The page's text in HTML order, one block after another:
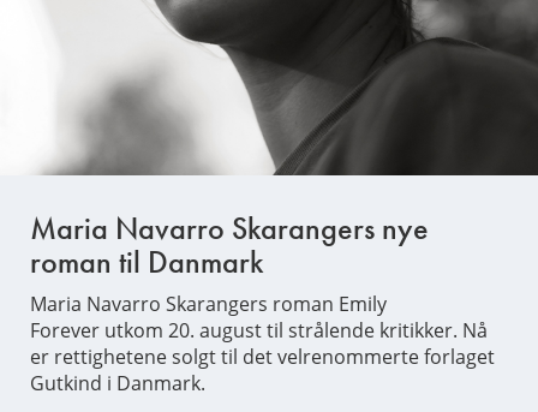
Maria Navarro Skarangers nye
roman til Danmark
Maria Navarro Skarangers roman Emily
Forever utkom 20. august til strålende kritikker. Nå
er rettighetene solgt til det velrenommerte forlaget
Gutkind i Danmark.